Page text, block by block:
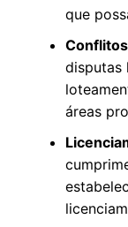
que
disputas
áreas